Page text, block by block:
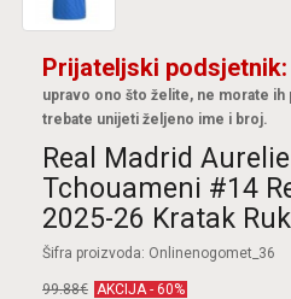
Prijateljski podsjetnik:
upravo ono što želite, ne morate
trebate unijeti željeno ime i broj.
Real Madrid
Tchouameni #14
2025-26 Kratak
Šifra proizvoda: Onlinenogomet_36
99.88€ AKCIJA - 60%